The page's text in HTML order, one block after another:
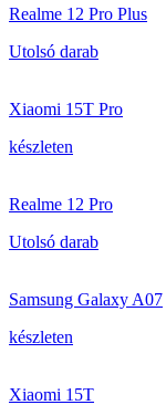
Realme 12 Pro Plus
Utolsó darab
Xiaomi 15T Pro
készleten
Realme 12 Pro
Utolsó darab
Samsung Galaxy A07
készleten
Xiaomi 15T